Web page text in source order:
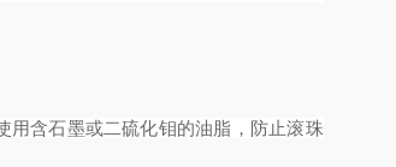
用含石墨或二硫化钼的油脂，防止滚珠